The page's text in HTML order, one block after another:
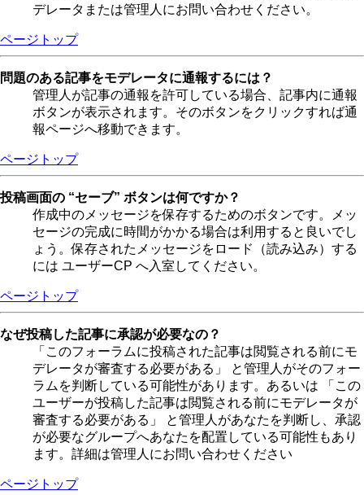
デレータまたは管理人にお問い合わせください。
ページトップ
問題のある記事をモデレータに通報するには？
管理人が記事の通報を許可している場合、記事内に通報
ボタンが表示されます。そのボタンをクリックすれば通
報ページへ移動できます。
ページトップ
投稿画面の “セーブ” ボタンは何ですか？
作成中のメッセージを保存するためのボタンです。メッ
セージの完成に時間がかかる場合は利用すると良いでし
ょう。保存されたメッセージをロード（読み込み）する
には ユーザーCP へ入室してください。
ページトップ
なぜ投稿した記事に承認が必要なの？
「このフォーラムに投稿された記事は閲覧される前にモ
デレータが審査する必要がある」 と管理人がそのフォー
ラムを判断している可能性があります。あるいは 「この
ユーザーが投稿した記事は閲覧される前にモデレータが
審査する必要がある」 と管理人があなたを判断し、承認
が必要なグループへあなたを配置している可能性もあり
ます。詳細は管理人にお問い合わせください
ページトップ